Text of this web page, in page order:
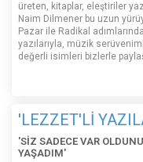
üreten, kitaplar, eleştiriler
Naim Dilmener bu uzun
Pazar ile Radikal
yazılarıyla, müzik
değerli isimleri bizlerle
'LEZZET'Lİ
'SİZ SADECE VAR
YAŞADIM'